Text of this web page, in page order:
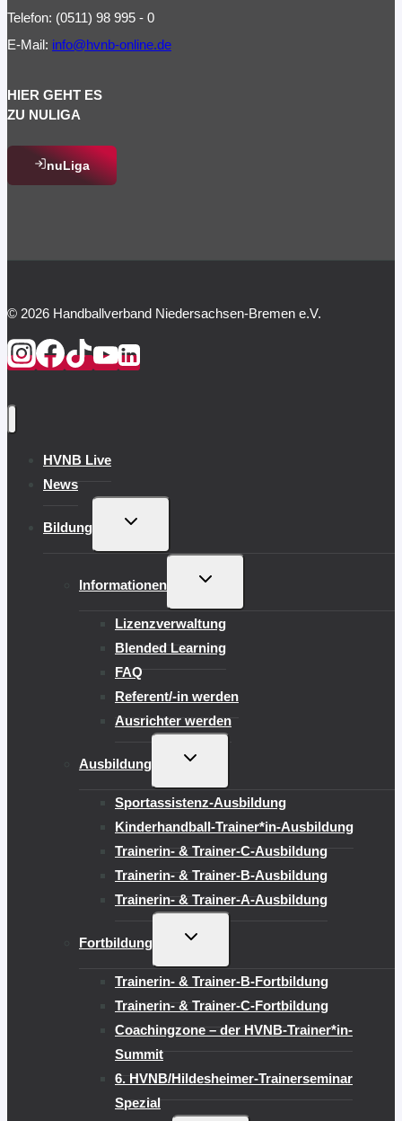
Telefon: (0511) 98 995 - 0
E-Mail: info@hvnb-online.de
HIER GEHT ES
ZU NULIGA
nuLiga
© 2026 Handballverband Niedersachsen-Bremen e.V.
HVNB Live
News
Bildung
UNTERMENÜ
Informationen
UNTERMENÜ
Lizenzverwaltung
Blended Learning
FAQ
Referent/-in werden
Ausrichter werden
Ausbildung
UNTERMENÜ
Sportassistenz-Ausbildung
Kinderhandball-Trainer*in-Ausbildung
Trainerin- & Trainer-C-Ausbildung
Trainerin- & Trainer-B-Ausbildung
Trainerin- & Trainer-A-Ausbildung
Fortbildung
UNTERMENÜ
Trainerin- & Trainer-B-Fortbildung
Trainerin- & Trainer-C-Fortbildung
Coachingzone – der HVNB-Trainer*in-
Summit
6. HVNB/Hildesheimer-Trainerseminar
Spezial